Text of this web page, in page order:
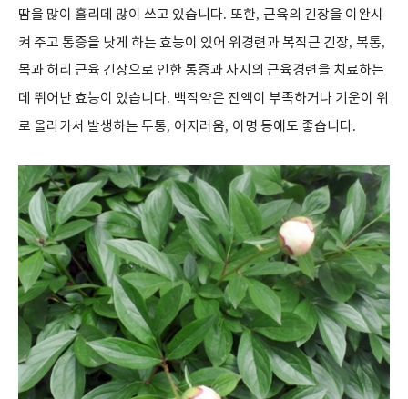
땀을 많이 흘리데 많이 쓰고 있습니다. 또한, 근육의 긴장을 이완시
켜 주고 통증을 낫게 하는 효능이 있어 위경련과 복직근 긴장, 복통,
목과 허리 근육 긴장으로 인한 통증과 사지의 근육경련을 치료하는
데 뛰어난 효능이 있습니다. 백작약은 진액이 부족하거나 기운이 위
로 올라가서 발생하는 두통, 어지러움, 이명 등에도 좋습니다.